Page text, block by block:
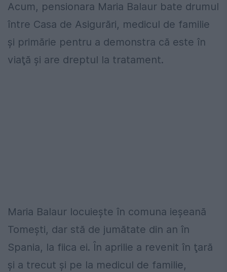
Acum, pensionara Maria Balaur bate drumul
între Casa de Asigurări, medicul de familie
şi primărie pentru a demonstra că este în
viaţă şi are dreptul la tratament.
Maria Balaur locuieşte în comuna ieşeană
Tomeşti, dar stă de jumătate din an în
Spania, la fiica ei. În aprilie a revenit în ţară
şi a trecut şi pe la medicul de familie,